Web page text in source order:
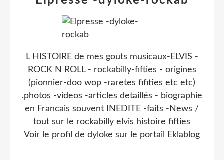
L HISTOIRE de mes gouts musicaux-ELVIS -
ROCK N ROLL - rockabilly-fifties - origines
(pionnier-doo wop -raretes fifities etc etc)
.photos -videos -articles detaillés - biographie
en Francais souvent INEDITE -faits -News /
tout sur le rockabilly elvis histoire fifties
Voir le profil de dyloke sur le portail Eklablog